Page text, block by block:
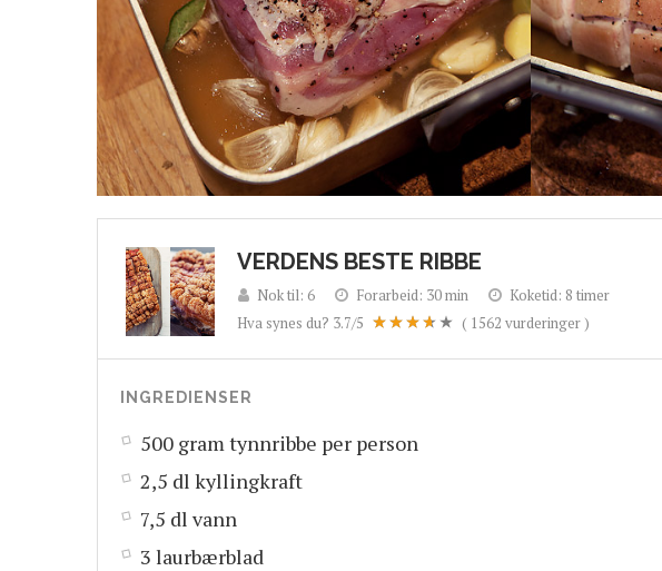
VERDENS BESTE RIBBE
Nok til: 6 Forarbeid: 30 min Koketid: 8 timer
Hva synes du? 3.7/5 ( 1562 vurderinger )
INGREDIENSER
500 gram tynnribbe per person
2,5 dl kyllingkraft
7,5 dl vann
3 laurbærblad